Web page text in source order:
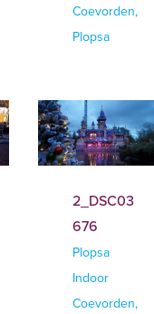
Coevorden,
Plopsa
2_DSC03
676
Plopsa
Indoor
Coevorden,